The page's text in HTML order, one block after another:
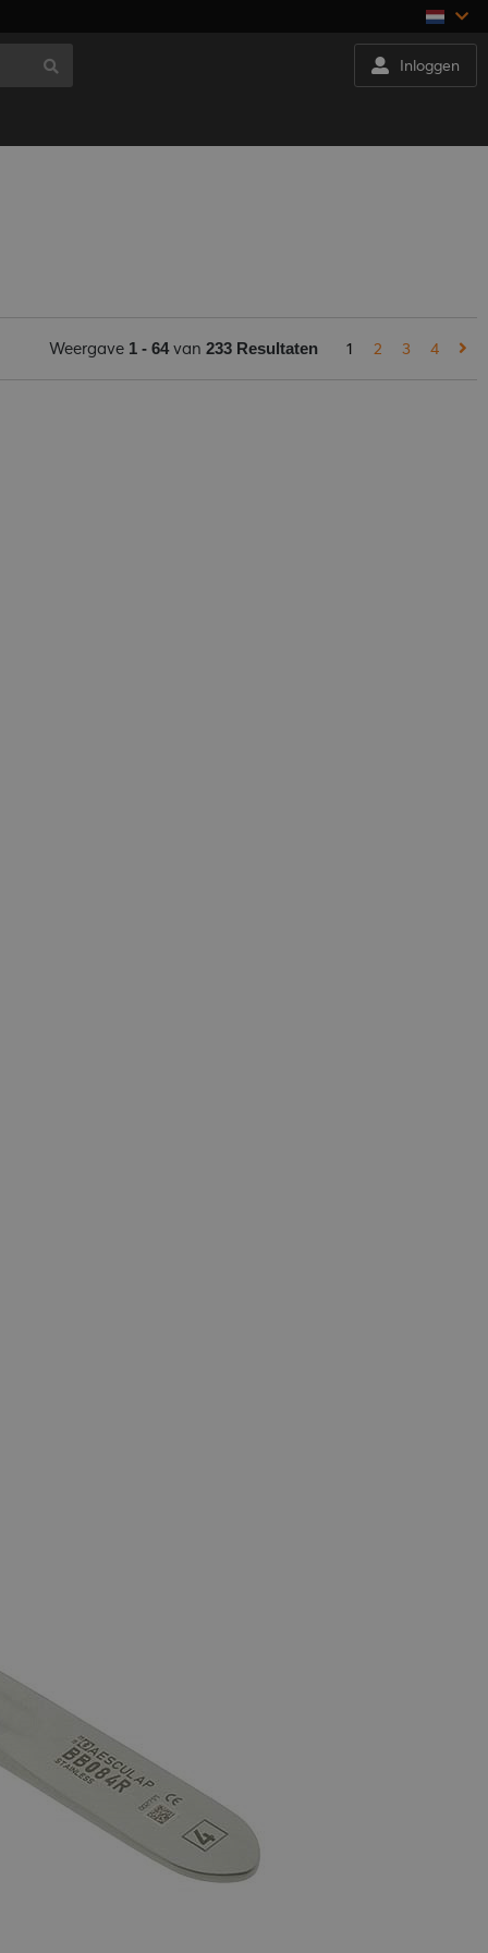
Inloggen
Weergave 1 - 64van 233 Resultaten 1 2 3 4